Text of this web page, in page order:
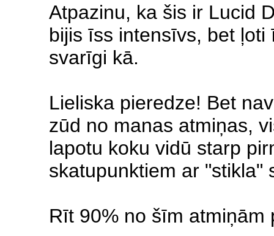
Atpazinu, ka šis ir Lucid
bijis īss intensīvs, bet
svarīgi kā.
Lieliska pieredze! Bet
zūd no manas atmiņas,
lapotu koku vidū starp
skatupunktiem ar "stikla"
Rīt 90% no šīm atmiņām